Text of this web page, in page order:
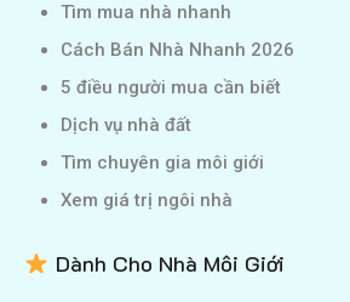
Tìm mua nhà nhanh
Cách Bán Nhà Nhanh 2026
5 điều người mua cần biết
Dịch vụ nhà đất
Tìm chuyên gia môi giới
Xem giá trị ngôi nhà
Dành Cho Nhà Môi Giới